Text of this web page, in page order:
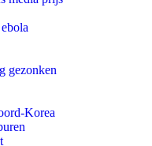
gezonken
Korea